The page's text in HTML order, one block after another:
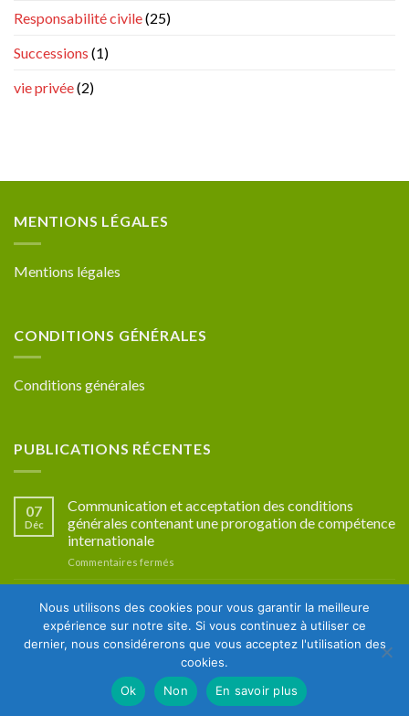
Responsabilité civile(25)
Successions (1)
vie privée(2)
MENTIONS LÉGALES
Mentions légales
CONDITIONS GÉNÉRALES
Conditions générales
PUBLICATIONS RÉCENTES
07
Déc
Communication et acceptation des conditions
générales contenant une prorogation de compétence
internationale
Commentaires fermés
acceptation
des
générales
contenant
prorogation
10
international
Commentaires fermés
Compétence
en
matière
d’avant-
Copyright 2026 ©P&G Avocats
Nous utilisons des cookies pour vous garantir la meilleure
expérience sur notre site. Si vous continuez à utiliser ce
dernier, nous considérerons que vous acceptez l'utilisation des
cookies.
Ok
Non En savoir plus